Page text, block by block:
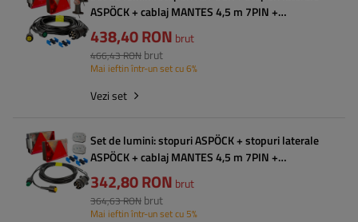
ASPÖCK + cablaj MANTES 4,5 m 7PIN +
conectori rapizi
438,40 RON brut
466,43 RON brut
Mai ieftin într-un set cu 6%
Vezi set
Set de lumini: stopuri ASPÖCK + stopuri laterale
ASPÖCK + cablaj MANTES 4,5 m 7PIN +
conectori rapizi
342,80 RON brut
364,63 RON brut
Mai ieftin într-un set cu 5%